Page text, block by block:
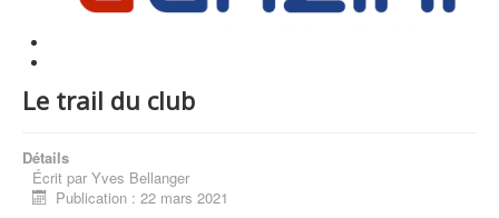
Le trail du club
Détails
Écrit par Yves Bellanger
Publication : 22 mars 2021